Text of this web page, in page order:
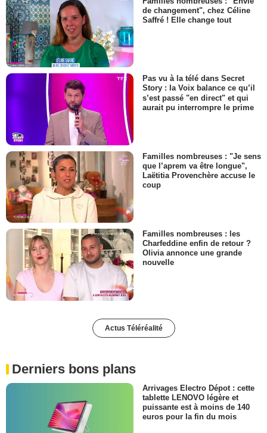
de changement", chez Céline
Saffré ! Elle change tout
Pas vu à la télé dans Secret
Story : la Voix balance ce qu’il
s’est passé "en direct" et qui
aurait pu interrompre le prime
Familles nombreuses : "Je sens
que l’aprem va être longue",
Laëtitia Provenchère accuse le
coup
Familles nombreuses : les
Charfeddine enfin de retour ?
Olivia annonce une grande
nouvelle
Actus Téléréalité
Derniers bons plans
Arrivages Electro Dépot : cette
tablette LENOVO légère et
puissante est à moins de 140
euros pour la fin du mois